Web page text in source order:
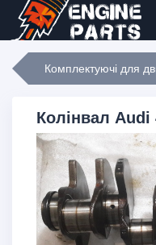
Комплектуючі для
Колінвал Audi